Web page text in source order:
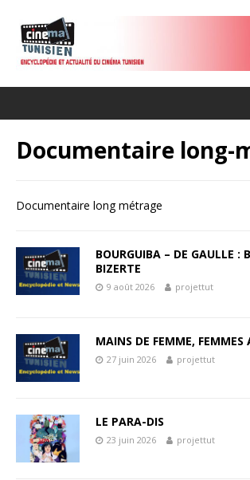
Documentaire long-
Documentaire long métrage
BOURGUIBA – DE GAULLE :
BIZERTE
9 août 2026 projettut
MAINS DE FEMME, FEMMES
27 juin 2026 projettut
LE PARA-DIS
23 juin 2026 projettut